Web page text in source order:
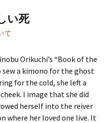
い死
て
Orikuchi’s “Book of the
sew a kimono for the ghost
for the cold, she left a
I image that she did
herself into the reiver
where her loved one live. It